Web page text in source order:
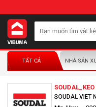
TẤT CẢ NHÀ SẢN
SOUDAL VIET